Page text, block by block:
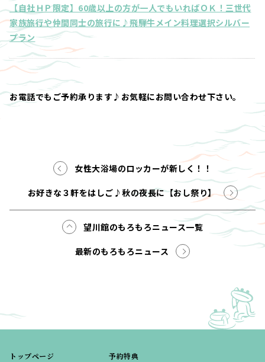
【自社ＨＰ限定】60歳以上の方が一人でもいればＯＫ！三世代
家族旅行や仲間同士の旅行に♪飛騨牛メイン料理選択シルバー
プラン
お電話でもご予約承ります♪お気軽にお問い合わせ下さい。
女性大浴場のロッカーが新しく！！
お好きな３軒をはしご♪秋の夜長に【おし祭り】
望川館のもろもろニュース一覧
最新のもろもろニュース
トップページ 予約特典